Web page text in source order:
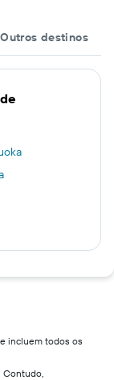
Outros destinos
incluem todos os
Contudo,